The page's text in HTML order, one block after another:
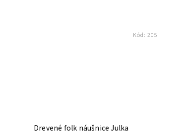
Drevené folk náušnice Julka
Kód: 205